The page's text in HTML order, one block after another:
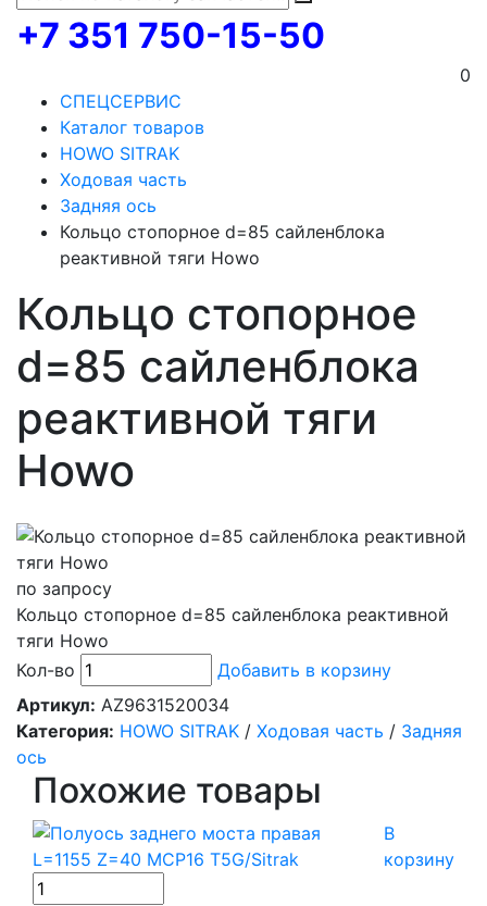
+7 351 750-15-50
0
СПЕЦСЕРВИС
Каталог товаров
HOWO SITRAK
Ходовая часть
Задняя ось
Кольцо стопорное d=85 сайленблока
реактивной тяги Howo
Кольцо стопорное
d=85 сайленблока
реактивной тяги
Howo
по запросу
Кольцо стопорное d=85 сайленблока реактивной
тяги Howo
Кол-во
Добавить в корзину
Артикул: AZ9631520034
Категория: HOWO SITRAK / Ходовая часть / Задняя
ось
Похожие товары
В
корзину